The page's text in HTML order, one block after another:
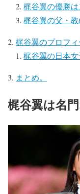
梶谷翼の優勝は
梶谷翼の父・教
梶谷翼のプロフィ
梶谷翼の日本女
まとめ。
梶谷翼は名